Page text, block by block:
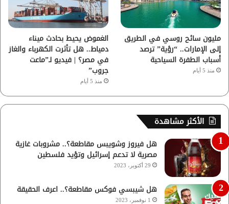
مليون سائح روسي في الطريق
إلى الإمارات.. “رؤية” ترصد
أسباب الطفرة السياحية
منذ 5 أيام
الغموض يحيط بحادث ميناء
دمياط.. هل تأثرت الكهرباء والغاز
في مصر؟ | فيديو لـ”ماعت
جروب”
منذ 5 أيام
الأكثر مشاهدة
هل فيروز وشويبس مقاطعة؟.. مشروبات غازية
مصرية لا تدعم إسرائيل وتؤيد فلسطين
29 أكتوبر، 2023
هل شيبسي فوكس مقاطعة؟.. اعرف الحقيقة
1 نوفمبر، 2023